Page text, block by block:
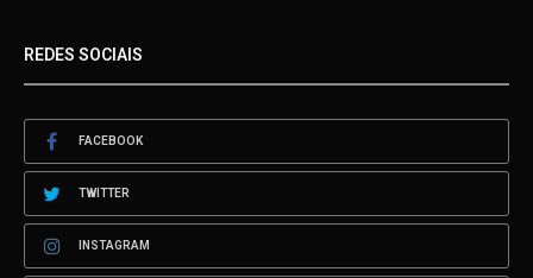
REDES SOCIAIS
FACEBOOK
TWITTER
INSTAGRAM